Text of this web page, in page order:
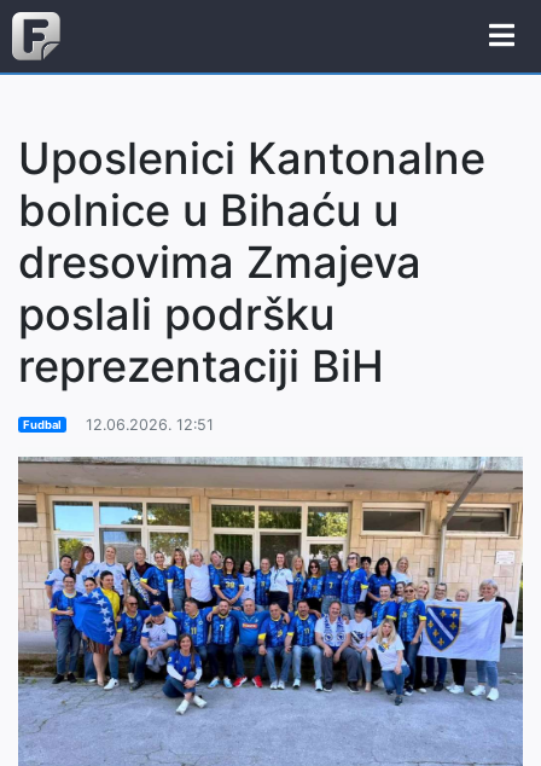
Uposlenici Kantonalne
bolnice u Bihaću u
dresovima Zmajeva
poslali podršku
reprezentaciji BiH
Fudbal 12.06.2026. 12:51